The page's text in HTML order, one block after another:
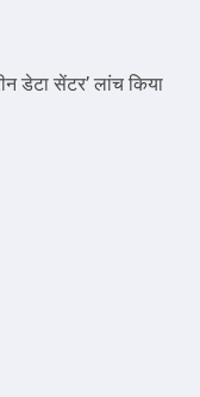
डेटा सेंटर’ लांच किया